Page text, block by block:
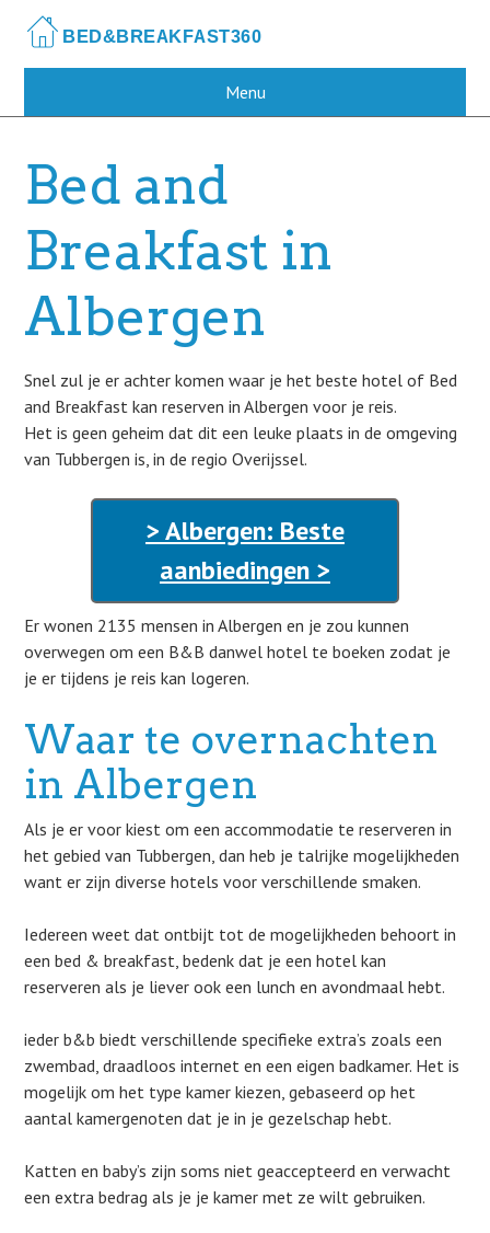
main
Menu
Bed and
Breakfast in
Albergen
Snel zul je er achter komen waar je het beste hotel of Bed
and Breakfast kan reserven in Albergen voor je reis.
Het is geen geheim dat dit een leuke plaats in de omgeving
van Tubbergen is, in de regio Overijssel.
> Albergen: Beste
aanbiedingen >
Er wonen 2135 mensen in Albergen en je zou kunnen
overwegen om een B&B danwel hotel te boeken zodat je
je er tijdens je reis kan logeren.
Waar te overnachten
in Albergen
Als je er voor kiest om een accommodatie te reserveren in
het gebied van Tubbergen, dan heb je talrijke mogelijkheden
want er zijn diverse hotels voor verschillende smaken.
Iedereen weet dat ontbijt tot de mogelijkheden behoort in
een bed & breakfast, bedenk dat je een hotel kan
reserveren als je liever ook een lunch en avondmaal hebt.
ieder b&b biedt verschillende specifieke extra’s zoals een
zwembad, draadloos internet en een eigen badkamer. Het is
mogelijk om het type kamer kiezen, gebaseerd op het
aantal kamergenoten dat je in je gezelschap hebt.
Katten en baby’s zijn soms niet geaccepteerd en verwacht
een extra bedrag als je je kamer met ze wilt gebruiken.